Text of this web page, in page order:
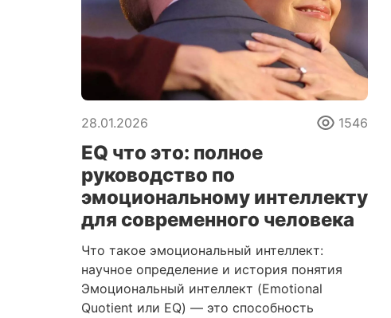
28.01.2026 1546
EQ что это: полное
руководство по
эмоциональному интеллекту
для современного человека
Что такое эмоциональный интеллект:
научное определение и история понятия
Эмоциональный интеллект (Emotional
Quotient или EQ) — это способность